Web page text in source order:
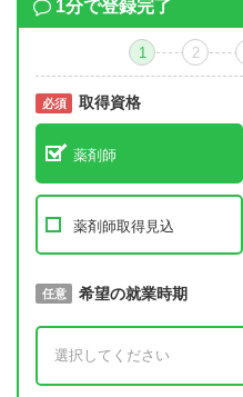
1分で登録完了
1 2
必須 取得資格
薬剤師
薬剤師取得見込
必須 取得予定年
任意 希望の就業時期